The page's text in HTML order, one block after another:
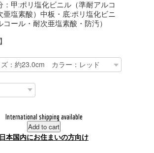
：甲:ポリ塩化ビニル（準耐アルコ
亜塩素酸）中板・底:ポリ塩化ビニ
コール・耐次亜塩素酸・防汚）
International shipping available
Add to cart
日本国内にお住まいの方向け